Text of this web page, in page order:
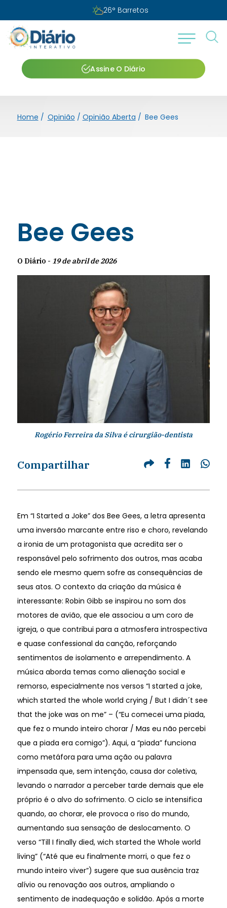
26° Barretos
Assine O Diário
Home / Opinião / Opinião Aberta / Bee Gees
Bee Gees
O Diário - 19 de abril de 2026
Rogério Ferreira da Silva é cirurgião-dentista
Compartilhar
Em “I Started a Joke” dos Bee Gees, a letra apresenta
uma inversão marcante entre riso e choro, revelando
a ironia de um protagonista que acredita ser o
responsável pelo sofrimento dos outros, mas acaba
sendo ele mesmo quem sofre as consequências de
seus atos. O contexto da criação da música é
interessante: Robin Gibb se inspirou no som dos
motores de avião, que ele associou a um coro de
igreja, o que contribui para a atmosfera introspectiva
e quase confessional da canção, reforçando
sentimentos de isolamento e arrependimento. A
música aborda temas como alienação social e
remorso, especialmente nos versos “I started a joke,
which started the whole world crying / But I didn´t see
that the joke was on me” – (“Eu comecei uma piada,
que fez o mundo inteiro chorar / Mas eu não percebi
que a piada era comigo”). Aqui, a “piada” funciona
como metáfora para uma ação ou palavra
impensada que, sem intenção, causa dor coletiva,
levando o narrador a perceber tarde demais que ele
próprio é o alvo do sofrimento. O ciclo se intensifica
quando, ao chorar, ele provoca o riso do mundo,
aumentando sua sensação de deslocamento. O
verso “Till I finally died, wich started the Whole world
living” (“Até que eu finalmente morri, o que fez o
mundo inteiro viver”) sugere que sua ausência traz
alívio ou renovação aos outros, ampliando o
sentimento de inadequação e solidão. Após a morte